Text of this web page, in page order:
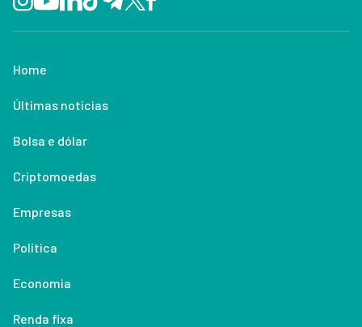
Home
Últimas notícias
Bolsa e dólar
Criptomoedas
Empresas
Política
Economia
Renda fixa